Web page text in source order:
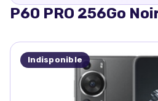
P60 PRO 256Go
Indisponible